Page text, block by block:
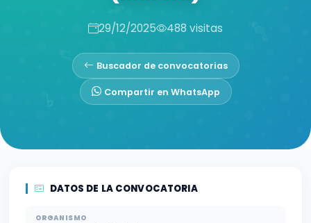
29/12/2025 488 visitas
Buscador de convocatorias
Compartir en WhatsApp
DATOS DE LA CONVOCATORIA
ORGANISMO